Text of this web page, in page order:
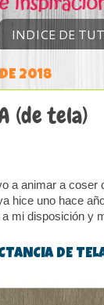
INDICE DE
DE 2018
(de tela)
a animar a coser
hice uno hace
mi disposición y
DE